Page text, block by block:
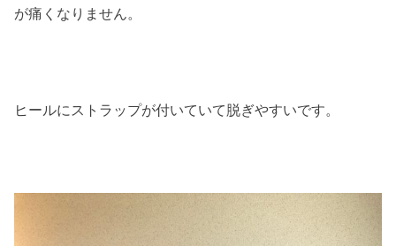
が痛くなりません。
ヒールにストラップが付いていて脱ぎやすいです。